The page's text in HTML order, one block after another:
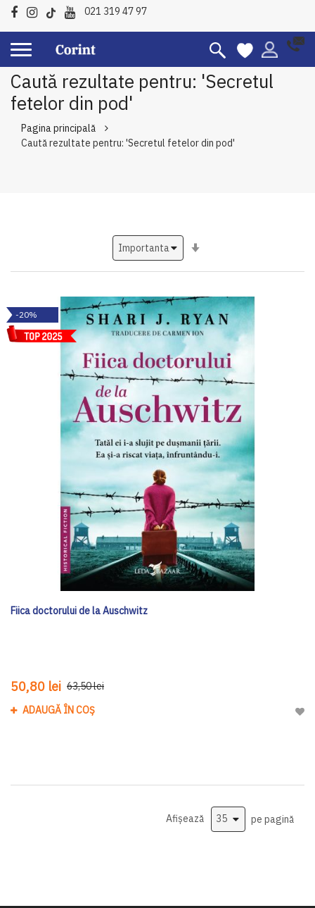
021 319 47 97
Caută rezultate pentru: 'Secretul
fetelor din pod'
Pagina principală
Caută rezultate pentru: 'Secretul fetelor din pod'
-20%
Fiica doctorului de la Auschwitz
50,80 lei 63,50 lei
ADAUGĂ ÎN COȘ
Afișează pe pagină